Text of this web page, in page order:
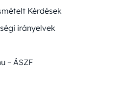
Kérdések
irányelvek
– ÁSZF